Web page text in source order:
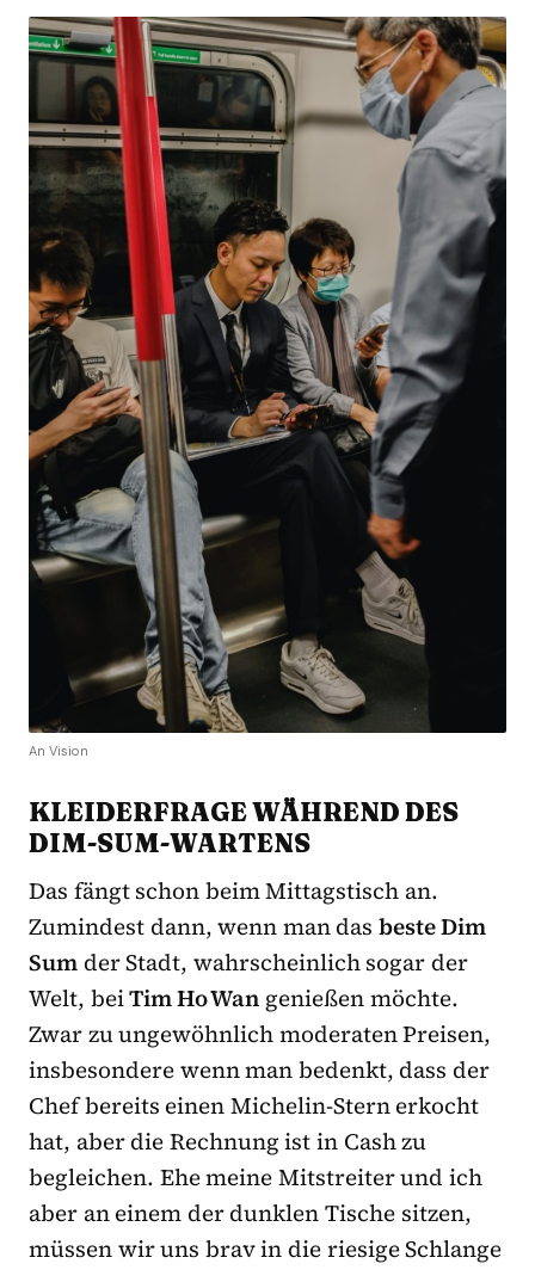
An Vision
KLEIDERFRAGE WÄHREND DES
DIM-SUM-WARTENS
Das fängt schon beim Mittagstisch an.
Zumindest dann, wenn man dasbeste Dim
Sum der Stadt, wahrscheinlich sogar der
Welt, beiTim Ho Wan genießen möchte.
Zwar zu ungewöhnlich moderaten Preisen,
insbesondere wenn man bedenkt, dass der
Chef bereits einen Michelin-Stern erkocht
hat, aber die Rechnung ist in Cash zu
begleichen. Ehe meine Mitstreiter und ich
aber an einem der dunk­len Tische sitzen,
müssen wir uns brav in die riesige Schlange